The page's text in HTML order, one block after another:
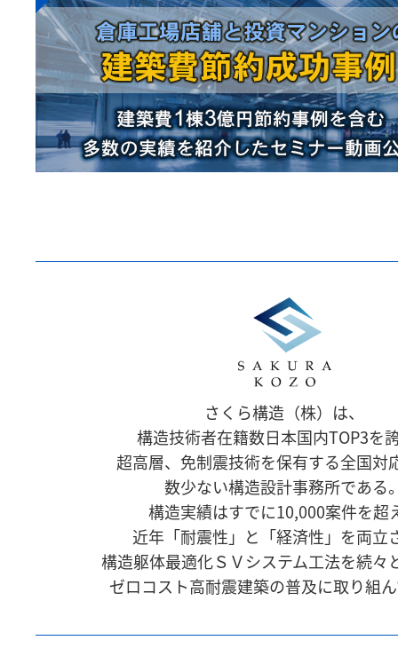
さくら構造（株）は、
構造技術者在籍数日本国内TOP3を
超高層、免制震技術を保有する全国対
数少ない構造設計事務所である
構造実績はすでに10,000案件を超
近年「耐震性」と「経済性」を両立
構造躯体最適化ＳＶシステム工法を続々
ゼロコスト高耐震建築の普及に取り組